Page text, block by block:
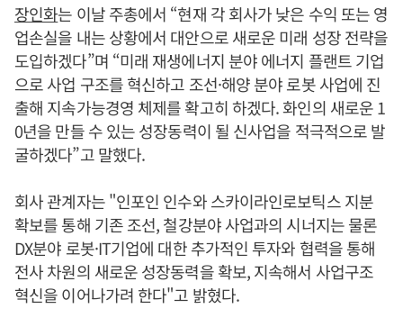
장인화는 이날 주총에서 “현재 각 회사가 낮은 수익 또는 영
업손실을 내는 상황에서 대안으로 새로운 미래 성장 전략을
도입하겠다”며 “미래 재생에너지 분야 에너지 플랜트 기업
으로 사업 구조를 혁신하고 조선·해양 분야 로봇 사업에 진
출해 지속가능경영 체제를 확고히 하겠다. 화인의 새로운 1
0년을 만들 수 있는 성장동력이 될 신사업을 적극적으로 발
굴하겠다”고 말했다.
회사 관계자는 "인포인 인수와 스카이라인로보틱스 지분
확보를 통해 기존 조선, 철강분야 사업과의 시너지는 물론
DX분야 로봇·IT기업에 대한 추가적인 투자와 협력을 통해
전사 차원의 새로운 성장동력을 확보, 지속해서 사업구조
혁신을 이어나가려 한다"고 밝혔다.